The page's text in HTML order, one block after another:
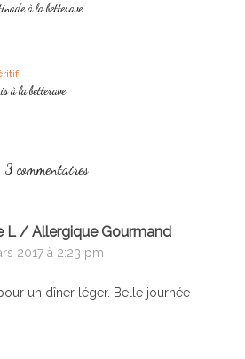
à la betterave
à la betterave
3 commentaires
L / Allergique Gourmand
2017 à 2:23 pm
un dîner léger. Belle journée